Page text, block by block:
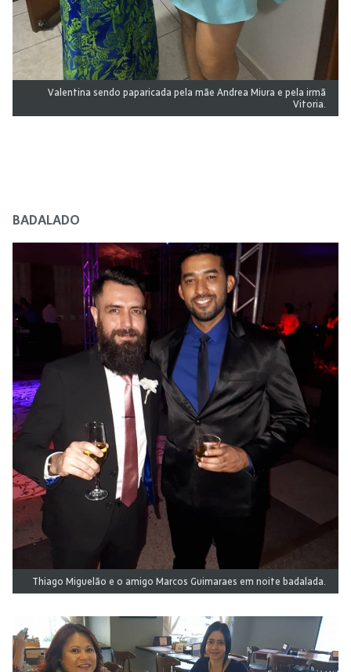
Valentina sendo paparicada pela mãe Andrea Miura e pela irmã
Vitoria.
BADALADO
Thiago Miguelão e o amigo Marcos Guimaraes em noite badalada.